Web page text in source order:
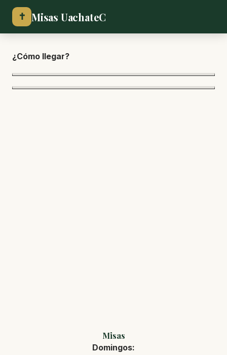
✝ Misas UachateC
¿Cómo llegar?
Misas
Domingos: